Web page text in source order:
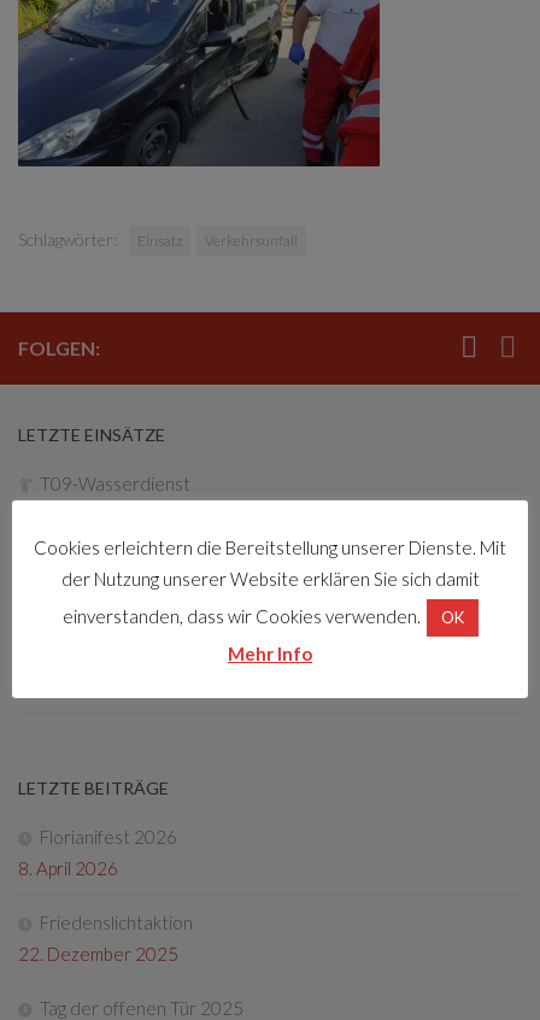
Schlagwörter: Einsatz Verkehrsunfall
FOLGEN:
LETZTE EINSÄTZE
T09-Wasserdienst
Türöffnung, Personenrettung aus Lift
LETZTE BEITRÄGE
Florianifest 2026
8. April 2026
Friedenslichtaktion
22. Dezember 2025
Tag der offenen Tür 2025
Cookies erleichtern die Bereitstellung unserer Dienste. Mit
der Nutzung unserer Website erklären Sie sich damit
einverstanden, dass wir Cookies verwenden.
OK
Mehr Info